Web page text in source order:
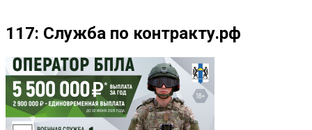
117: Служба по контракту.рф